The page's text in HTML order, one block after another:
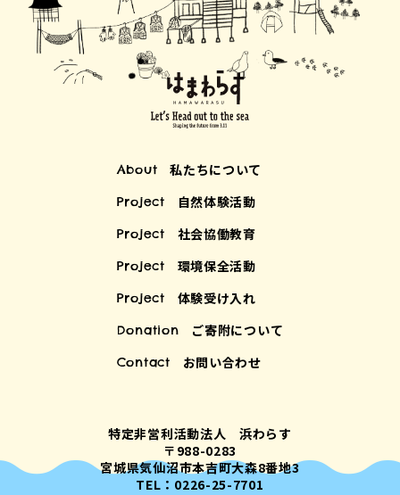
About 私たちについて
Project 自然体験活動
Project 社会協働教育
Project 環境保全活動
Project 体験受け入れ
Donation ご寄附について
Contact お問い合わせ
特定非営利活動法人 浜わらす
〒988-0283
宮城県気仙沼市本吉町大森8番地3
TEL：0226-25-7701